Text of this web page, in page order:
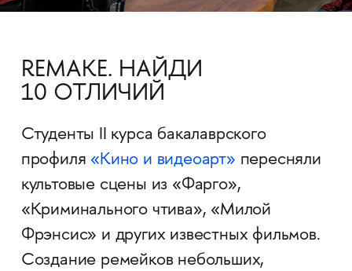
REMAKE. НАЙДИ
10 ОТЛИЧИЙ
Студенты II курса бакалаврского
профиля «Кино и видеоарт» пересняли
культовые сцены из «Фарго»,
«Криминального чтива», «Милой
Фрэнсис» и других известных фильмов.
Создание ремейков небольших,